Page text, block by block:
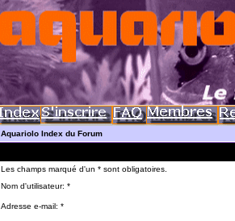
Aquariolo Index du Forum
Les champs marqué d'un * sont obligatoires.
Nom d'utilisateur: *
Adresse e-mail: *